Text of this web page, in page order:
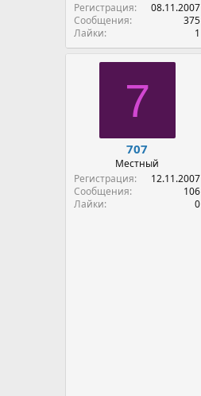
Регистрация
08.11.2007
Сообщения
375
Лайки
1
7
707
Местный
Регистрация
12.11.2007
Сообщения
106
Лайки
0